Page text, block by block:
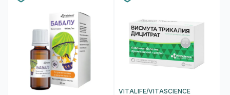
VITALIFE/VITASCIENCE